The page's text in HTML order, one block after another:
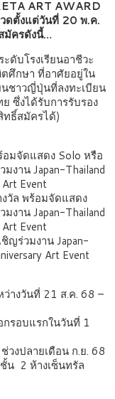
ART AWARD
ดตั้งแต่วันที่ 20 พ.ค.
มัครดังนี้…
ดับโรงเรียนอาชีวะ
ศึกษา ที่อาศัยอยู่ใน
ชาวญี่ปุ่นที่ลงทะเบียน
ซึ่งได้รับการรับรอง
ทธิ์สมัครได้)
อมจัดแสดง Solo หรือ
งาน Japan-Thailand
Event
งวัล พร้อมจัดแสดง
งาน Japan-Thailand
Event
ชิญร่วมงาน Japan-
Art Event
ว่างวันที่ 21 ส.ค. 68 –
รอบแรกในวันที่ 1
วงปลายเดือน ก.ย. 68
น 2 ห้างเซ็นทรัล